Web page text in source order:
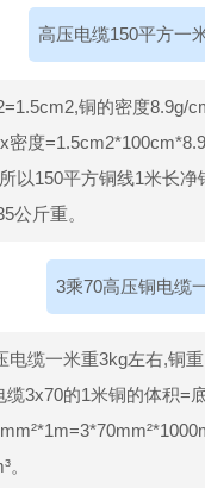
高压电缆150平方一
铜的密度8.9g/
密度
以150平方铜线1米长净
公斤重。
3乘70高压铜电缆
电缆一米重3kg左右,铜
缆3x70的1米铜的体积=
。